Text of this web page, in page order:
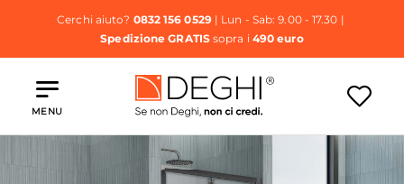
Cerchi aiuto? 0832 156 0529| Lun - Sab: 9.00 - 17.30 |
Spedizione GRATISsopra i 490 euro
MENU